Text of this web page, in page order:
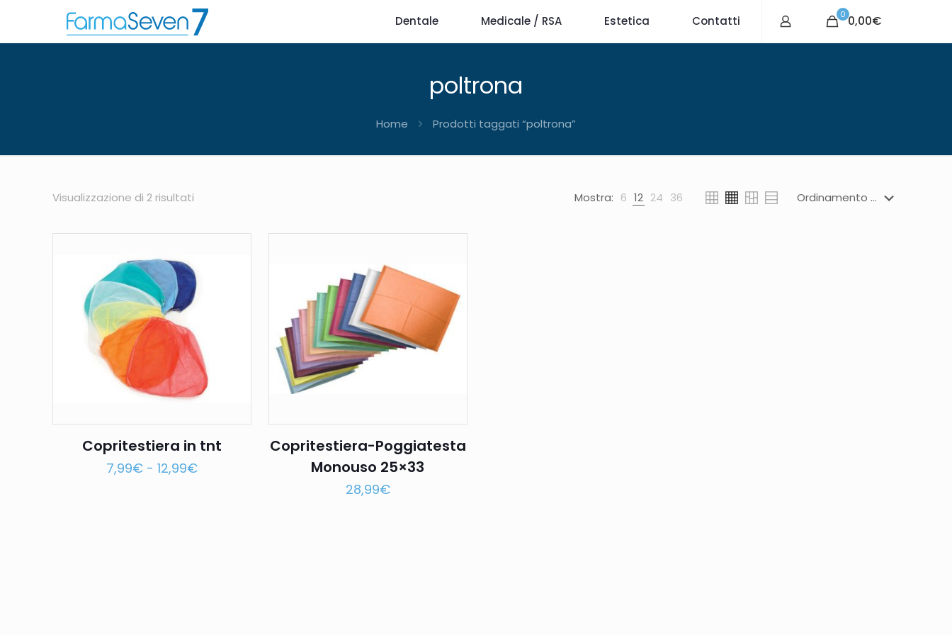
Dentale Medicale / RSA Estetica Contatti 0 0,00€
poltrona
Home Prodotti taggati “poltrona”
Visualizzazione di 2 risultati Mostra: 6 12 24 36
Copritestiera in tnt
7,99€ - 12,99€
Copritestiera-Poggiatesta
Monouso 25×33
28,99€